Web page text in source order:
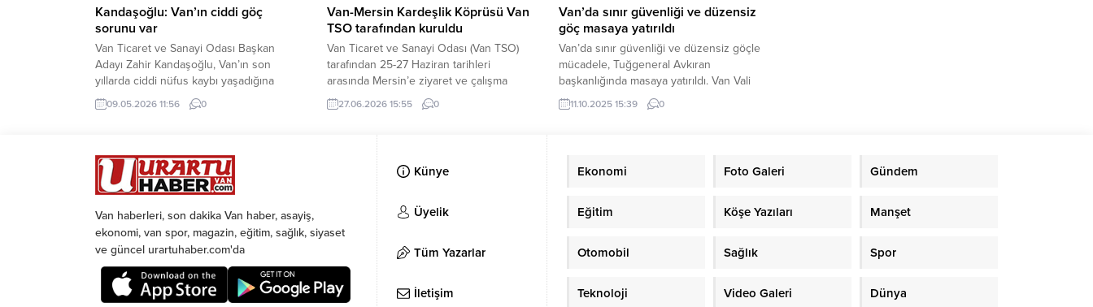
Kandaşoğlu: Van’ın ciddi göç
sorunu var
Van Ticaret ve Sanayi Odası Başkan
Adayı Zahir Kandaşoğlu, Van’ın son
yıllarda ciddi nüfus kaybı yaşadığına
dikkat çekerek ekonomik sorunlar ve göç
konusunda önemli açıklamalarda
Ticaret ve Sanayi Odası Başkan Adayı
Zahir Kandaşoğlu, 2020 yılında 1 milyon
149 bin...
09.05.2026 11:56 0
Van-Mersin Kardeşlik Köprüsü Van
TSO tarafından kuruldu
Van Ticaret ve Sanayi Odası (Van TSO)
tarafından 25-27 Haziran tarihleri
arasında Mersin’e ziyaret ve çalışma
programı düzenlendi. Mersin Vanlılar
Yardımlaşma ve Dayanışma Derneği’nin
TSO Yönetim Kurulu, Meclis Divanı ve
Meclis Üyeleri ilk olarak Mersin Vanlılar
Yardımlaşma ve Dayanışma Derneği’ni
ziyaret etti. Heyeti; Dernek Başkanı...
27.06.2026 15:55 0
Van’da sınır güvenliği ve düzensiz
göç masaya yatırıldı
Van’da sınır güvenliği ve düzensiz göçle
mücadele, Tuğgeneral Avkıran
başkanlığında masaya yatırıldı. Van Vali
Yardımcısı Önder Koç başkanlığındaki
heyet, sınır güvenliği ve düzensiz göçle
İçişleri Bakanlığı Göç İdaresi Başkanlığı
Başkanı Ahmet...
11.10.2025 15:39 0
Van haberleri, son dakika Van haber, asayiş,
ekonomi, van spor, magazin, eğitim, sağlık, siyaset
ve güncel urartuhaber.com'da
Künye
Üyelik
Tüm Yazarlar
İletişim
Ekonomi Foto Galeri Gündem
Eğitim Köşe Yazıları Manşet
Otomobil Sağlık Spor
Teknoloji Video Galeri Dünya